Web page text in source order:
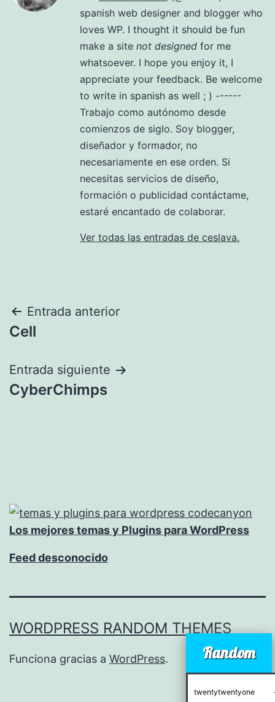
spanish web designer and blogger who
loves WP. I thought it should be fun
make a site not designed for me
whatsoever. I hope you enjoy it, I
appreciate your feedback. Be welcome
to write in spanish as well ; ) ------
Trabajo como autónomo desde
comienzos de siglo. Soy blogger,
diseñador y formador, no
necesariamente en ese orden. Si
necesitas servicios de diseño,
formación o publicidad contáctame,
estaré encantado de colaborar.
Ver todas las entradas de ceslava.
Navegación
de
entradas
Entrada anterior
Cell
Entrada siguiente
CyberChimps
Los mejores temas y Plugins para WordPress
Feed desconocido
WORDPRESS RANDOM THEMES
Funciona gracias a WordPress. Random